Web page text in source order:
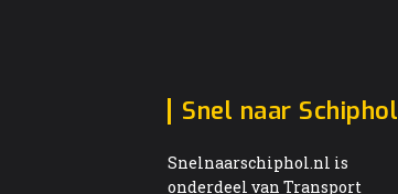
Snel naar Schiphol
Snelnaarschiphol.nl is
onderdeel van Transport